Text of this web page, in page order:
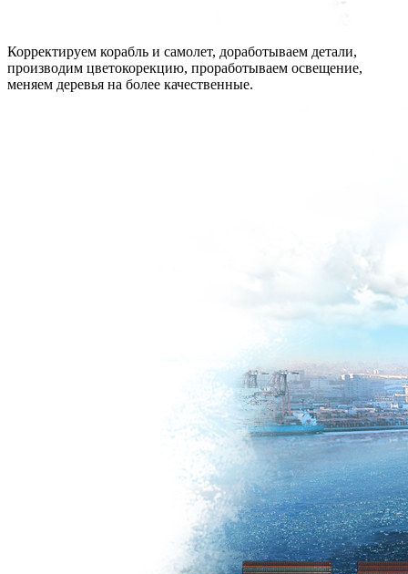
Корректируем корабль и самолет, доработываем детали,
производим цветокорекцию, проработываем освещение,
меняем деревья на более качественные.